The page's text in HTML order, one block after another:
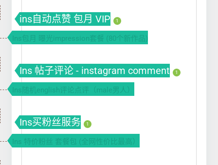
ins自动点赞 包月 VIP 1
Ins包月 曝光impression套餐 (80个新作品)
Ins 帖子评论 - instagram comment 1
Ins随机english评论点评（male男人）
Ins买粉丝服务 1
Ins 特价粉丝 套餐包 (全网性价比最高）